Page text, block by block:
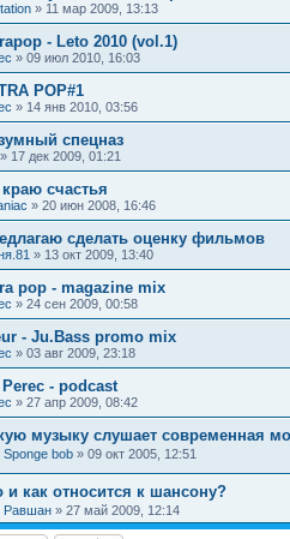
» 11 мар 2009, 13:13
- Leto 2010 (vol.1)
» 09 июл 2010, 16:03
POP#1
» 14 янв 2010, 03:56
спецназ
» 17 дек 2009, 01:21
краю счастья
» 20 июн 2008, 16:46
сделать оценку фильмов
» 13 окт 2009, 13:40
pop - magazine mix
» 24 сен 2009, 00:58
- Ju.Bass promo mix
» 03 авг 2009, 23:18
Perec - podcast
» 27 апр 2009, 08:42
музыку слушает современная
Sponge bob » 09 окт 2005, 12:51
и как относится к шансону?
Равшан » 27 май 2009, 12:14